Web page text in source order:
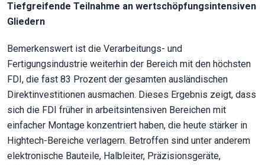
Tiefgreifende Teilnahme an wertschöpfungsintensiven
Gliedern
Bemerkenswert ist die Verarbeitungs- und
Fertigungsindustrie weiterhin der Bereich mit den höchsten
FDI, die fast 83 Prozent der gesamten ausländischen
Direktinvestitionen ausmachen. Dieses Ergebnis zeigt, dass
sich die FDI früher in arbeitsintensiven Bereichen mit
einfacher Montage konzentriert haben, die heute stärker in
Hightech-Bereiche verlagern. Betroffen sind unter anderem
elektronische Bauteile, Halbleiter, Präzisionsgeräte,